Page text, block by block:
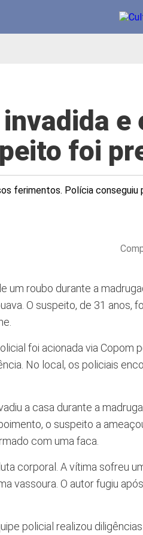
e
foi
ferimentos. Polícia conseguiu
um roubo durante a
O suspeito, de 31 anos,
foi acionada via Copom
No local, os policiais
a casa durante a
o suspeito a
com uma faca.
corporal. A vítima sofreu
vassoura. O autor fugiu
policial realizou